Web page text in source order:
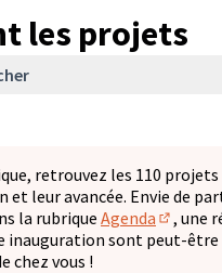
les projets
retrouvez les 110
et leur avancée. Envie de
la rubrique Agenda
, une
inauguration sont peut-
chez vous !